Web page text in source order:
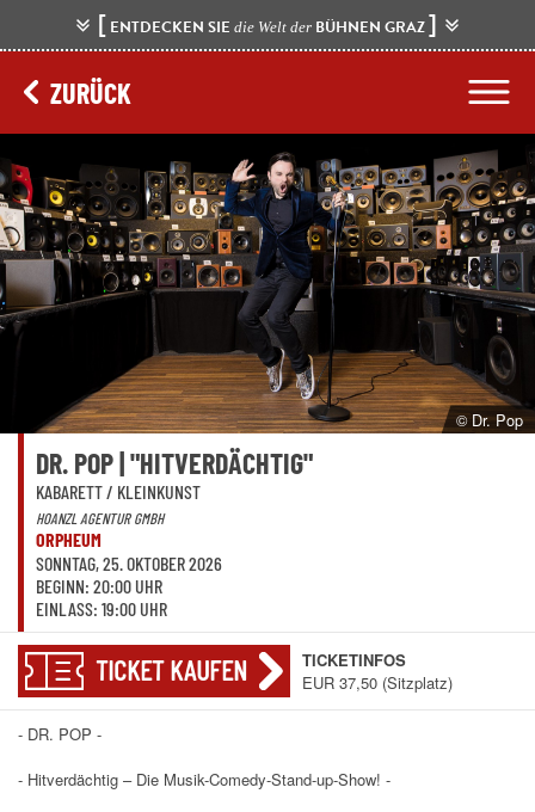
[ ENTDECKEN SIE die Welt der BÜHNEN GRAZ]
ZURÜCK
© Dr. Pop
DR. POP | "HITVERDÄCHTIG"
KABARETT / KLEINKUNST
HOANZL AGENTUR GMBH
ORPHEUM
SONNTAG, 25. OKTOBER 2026
BEGINN: 20:00 UHR
EINLASS: 19:00 UHR
TICKET KAUFEN
TICKETINFOS
EUR 37,50 (Sitzplatz)
- DR. POP -
- Hitverdächtig – Die Musik-Comedy-Stand-up-Show! -